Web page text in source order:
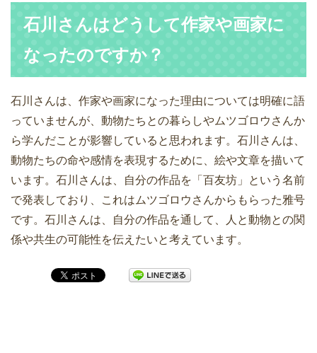
石川さんはどうして作家や画家に
なったのですか？
石川さんは、作家や画家になった理由については明確に語
っていませんが、動物たちとの暮らしやムツゴロウさんか
ら学んだことが影響していると思われます。石川さんは、
動物たちの命や感情を表現するために、絵や文章を描いて
います。石川さんは、自分の作品を「百友坊」という名前
で発表しており、これはムツゴロウさんからもらった雅号
です。石川さんは、自分の作品を通して、人と動物との関
係や共生の可能性を伝えたいと考えています。